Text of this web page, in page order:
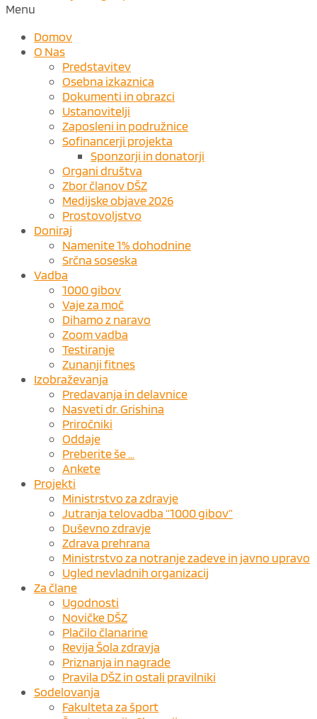
Menu
Domov
O Nas
Predstavitev
Osebna izkaznica
Dokumenti in obrazci
Ustanovitelji
Zaposleni in podružnice
Sofinancerji projekta
Sponzorji in donatorji
Organi društva
Zbor članov DŠZ
Medijske objave 2026
Prostovoljstvo
Doniraj
Namenite 1% dohodnine
Srčna soseska
Vadba
1000 gibov
Vaje za moč
Dihamo z naravo
Zoom vadba
Testiranje
Zunanji fitnes
Izobraževanja
Predavanja in delavnice
Nasveti dr. Grishina
Priročniki
Oddaje
Preberite še …
Ankete
Projekti
Ministrstvo za zdravje
Jutranja telovadba “1000 gibov”
Duševno zdravje
Zdrava prehrana
Ministrstvo za notranje zadeve in javno upravo
Ugled nevladnih organizacij
Za člane
Ugodnosti
Novičke DŠZ
Plačilo članarine
Revija Šola zdravja
Priznanja in nagrade
Pravila DŠZ in ostali pravilniki
Sodelovanja
Fakulteta za šport